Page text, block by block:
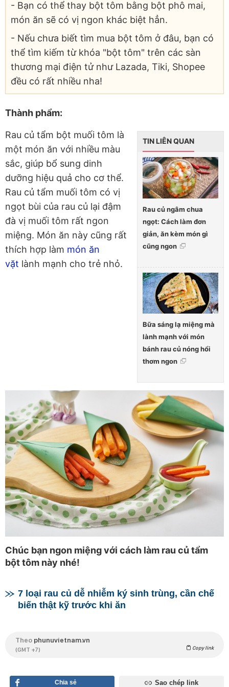
- Bạn có thể thay bột tôm bằng bột phô mai,
món ăn sẽ có vị ngon khác biệt hẳn.
- Nếu chưa biết tìm mua bột tôm ở đâu, bạn có
thể tìm kiếm từ khóa "bột tôm" trên các sàn
thương mại điện tử như Lazada, Tiki, Shopee
đều có rất nhiều nha!
Thành phẩm:
TIN LIÊN QUAN
Rau củ ngâm chua
ngọt: Cách làm đơn
giản, ăn kèm món gì
cũng ngon
Bữa sáng lạ miệng mà
lành mạnh với món
bánh rau củ nóng hổi
thơm ngon
Rau củ tẩm bột muối tôm là
một món ăn với nhiều màu
sắc, giúp bổ sung dinh
dưỡng hiệu quả cho cơ thể.
Rau củ tẩm muối tôm có vị
ngọt bùi của rau củ lại đậm
đà vị muối tôm rất ngon
miệng. Món ăn này cũng rất
thích hợp làm món ăn
vặt lành mạnh cho trẻ nhỏ.
Chúc bạn ngon miệng với cách làm rau củ tẩm
bột tôm này nhé!
7 loại rau củ dễ nhiễm ký sinh trùng, cần chế
biến thật kỹ trước khi ăn
Theo phunuvietnam.vn
(GMT +7) Copy link
Chia sẻ Sao chép link